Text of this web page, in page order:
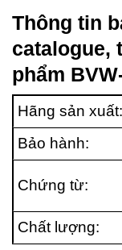
Thông tin
catalogue,
phẩm
Hãng sản xuất:
Bảo hành:
Chứng từ:
Chất lượng: